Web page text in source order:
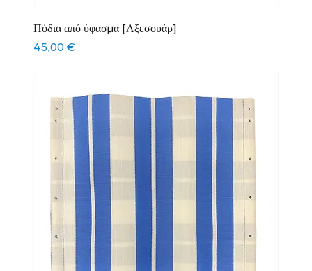
Πόδια από ύφασμα [Αξεσουάρ]
Τιμή
45,00 €